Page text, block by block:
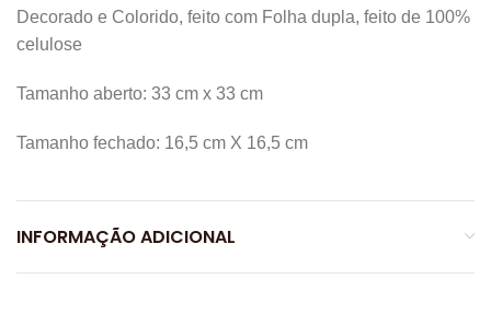
Decorado e Colorido, feito com Folha dupla, feito de 100%
celulose
Tamanho aberto: 33 cm x 33 cm
Tamanho fechado: 16,5 cm X 16,5 cm
INFORMAÇÃO ADICIONAL